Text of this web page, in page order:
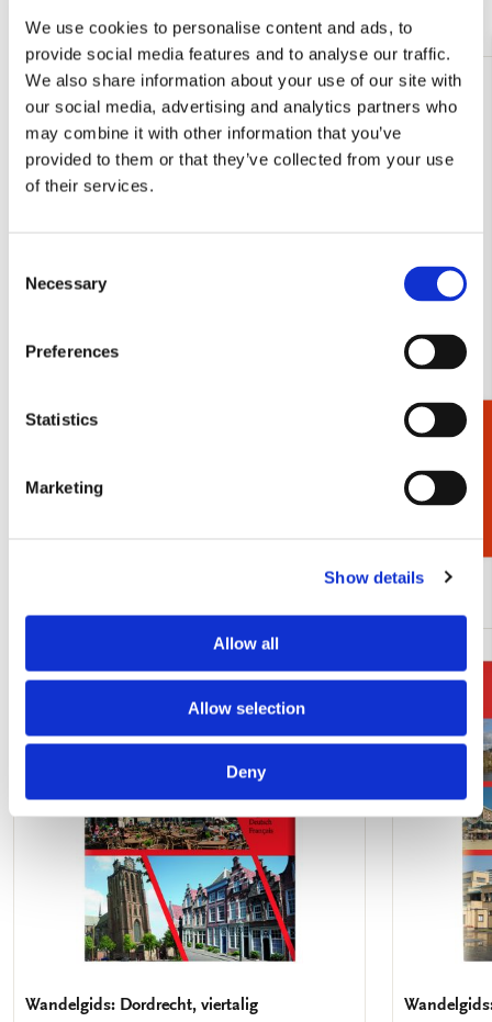
We use cookies to personalise content and ads, to
provide social media features and to analyse our traffic.
We also share information about your use of our site with
our social media, advertising and analytics partners who
may combine it with other information that you’ve
provided to them or that they’ve collected from your use
of their services.
Selection
Necessary
Preferences
Statistics
Marketing
Show details
Allow all
Allow selection
Deny
Toevoegen
aan
verlanglijst
Toevoegen
Wandelgids: Dordrecht, viertalig
Cadeaukiezer